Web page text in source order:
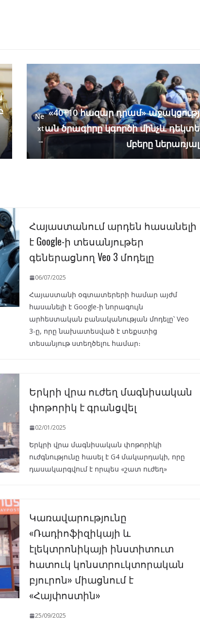
Ne
xt
→
«40+10 հազար դրամ» աջակցությ
ան ծրագիրը կգործի մինչև դեկտե
մբերը ներառյալ
Հայաստանում արդեն հասանելի
է Google-ի տեսանյութեր
գեներացնող Veo 3 մոդելը
06/07/2025
Հայաստանի օգտատերերի համար այժմ
հասանելի է Google-ի նորագույն
արհեստական բանականության մոդելը՝ Veo
3-ը, որը նախատեսված է տեքստից
տեսանյութ ստեղծելու համար։
Երկրի վրա ուժեղ մագնիսական
փոթորիկ է գրանցվել
02/01/2025
Երկրի վրա մագնիսական փոթորիկի
ուժգնությունը հասել է G4 մակարդակի, որը
դասակարգվում է որպես «շատ ուժեղ»
Կառավարությունը
«Ռադիոֆիզիկայի և
էլեկտրոնիկայի ինստիտուտ
հատուկ կոնստրուկտորական
բյուրոն» միացնում է
«Հայփոստին»
25/09/2025